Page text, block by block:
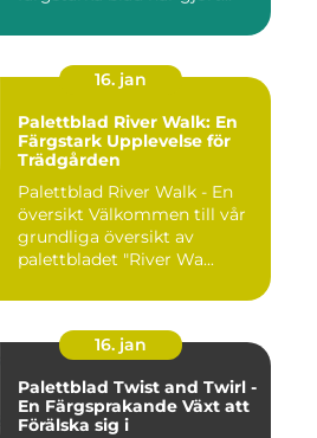
16. jan
Palettblad River Walk: En
Färgstark Upplevelse för
Trädgården
Palettblad River Walk - En
översikt Välkommen till vår
grundliga översikt av
palettbladet "River Wa...
16. jan
Palettblad Twist and Twirl -
En Färgsprakande Växt att
Förälska sig i